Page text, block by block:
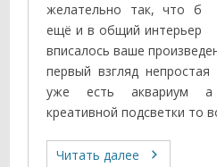
желательно так, что б
ещё и в общий интерьер
вписалось ваше
первый взгляд
уже есть аквариум а
креативной подсветки то
Читать далее